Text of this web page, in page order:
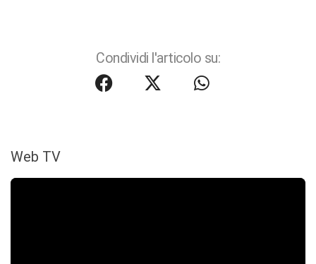
Condividi l'articolo su:
Web TV